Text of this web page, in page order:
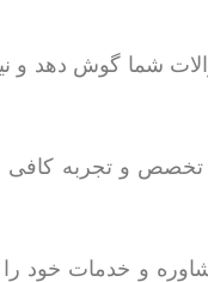
شما گوش دهد و
و تجربه کافی
و خدمات خود را